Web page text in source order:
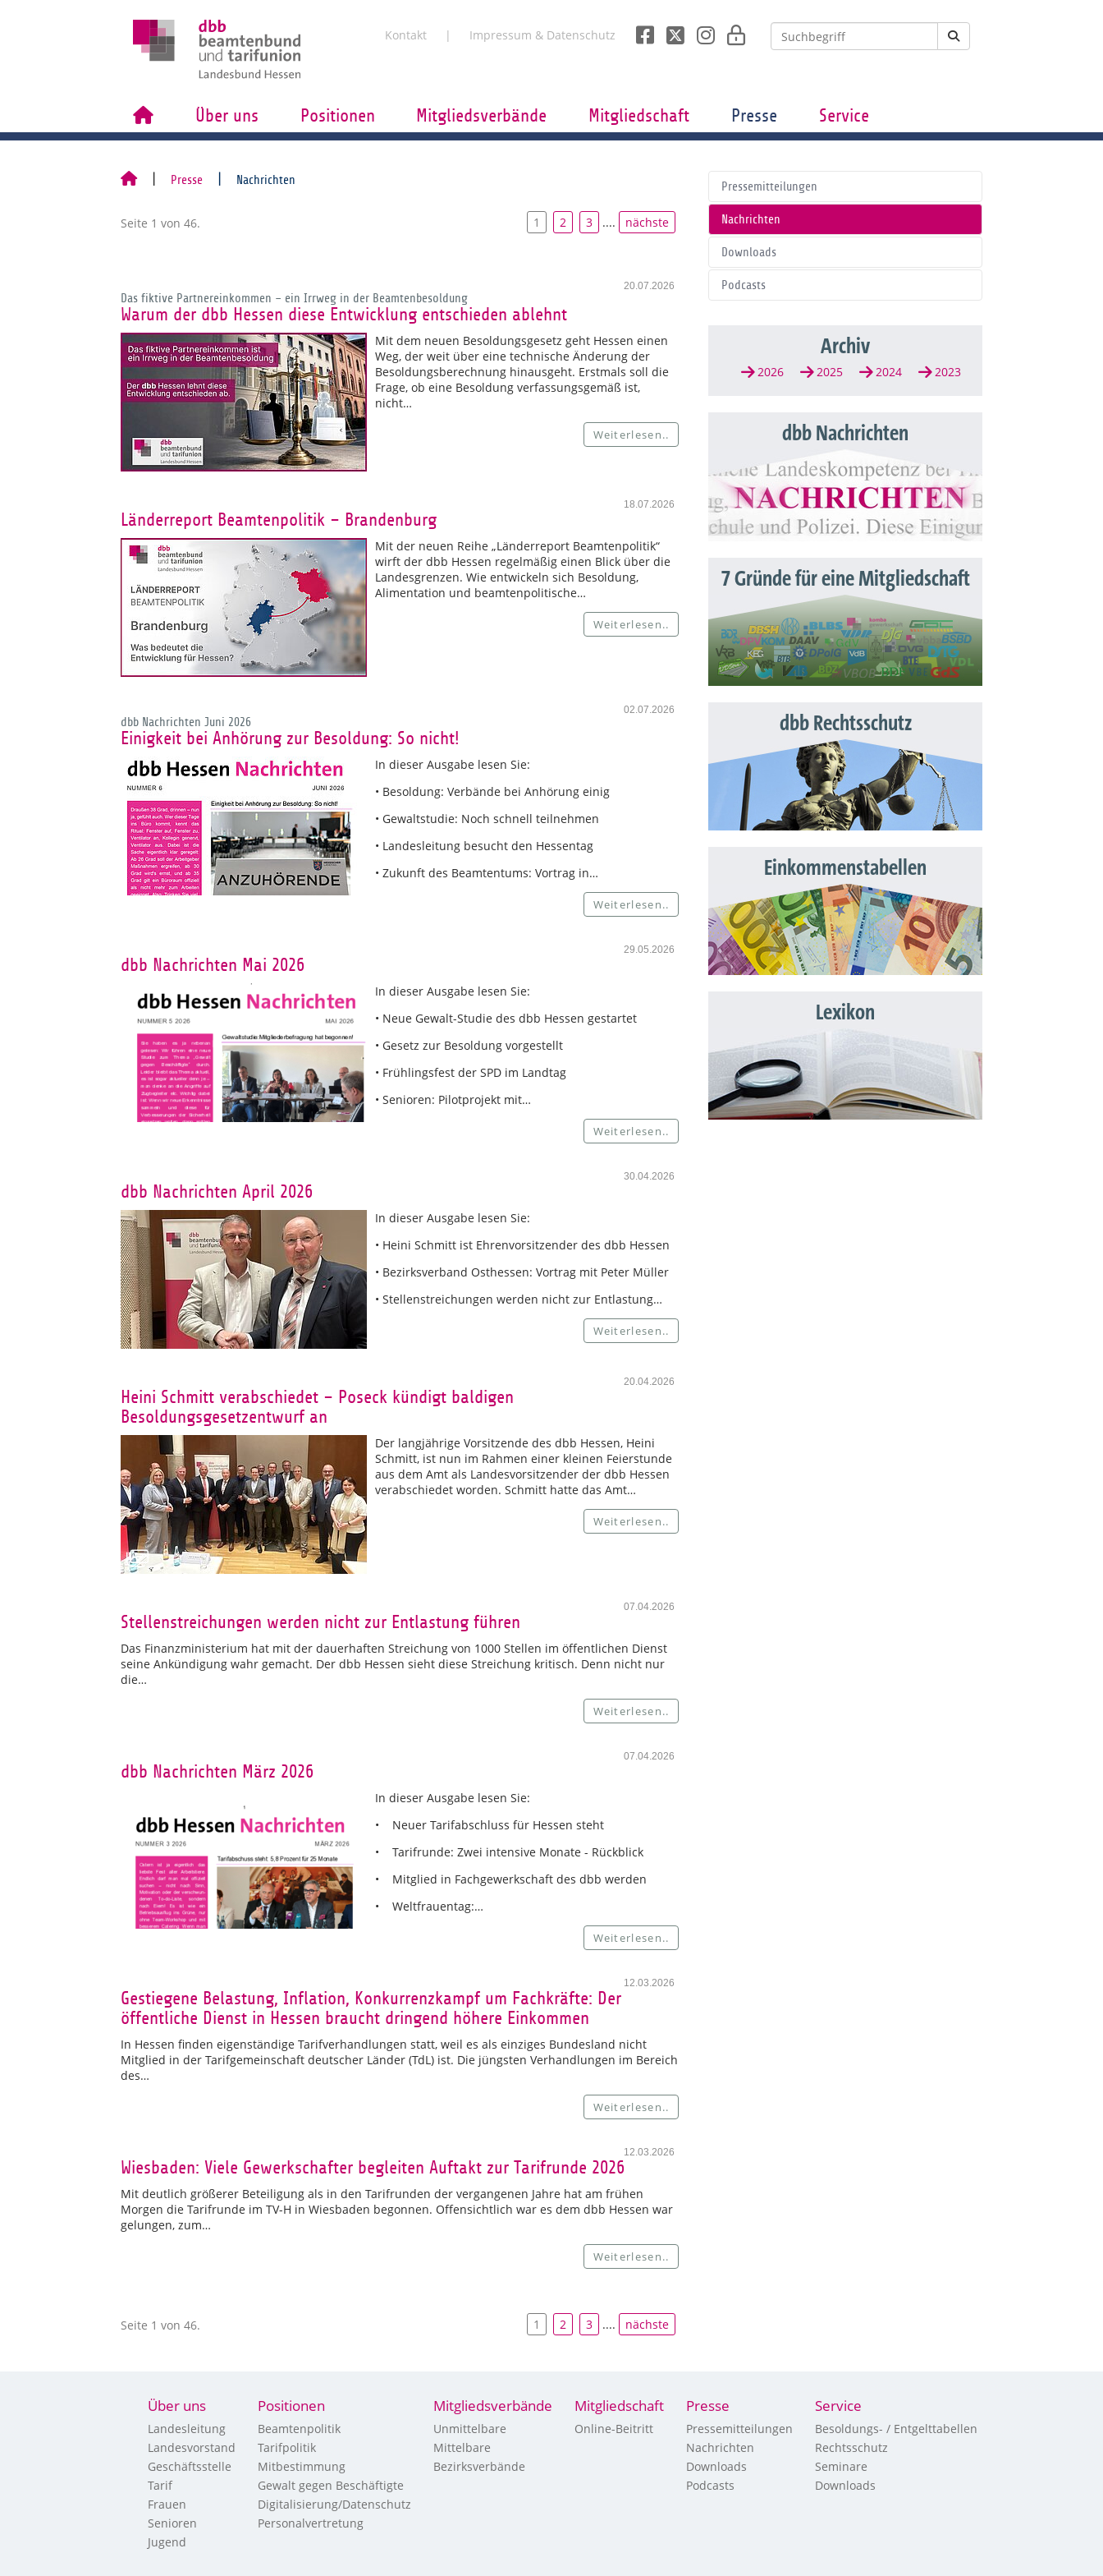
Kontakt Impressum & Datenschutz
Über uns Positionen Mitgliedsverbände Mitgliedschaft Presse Service
Presse Nachrichten
Seite 1 von 46. 1 2 3 .... nächste
20.07.2026
Das fiktive Partnereinkommen – ein Irrweg in der Beamtenbesoldung
Warum der dbb Hessen diese Entwicklung entschieden ablehnt
Mit dem neuen Besoldungsgesetz geht Hessen einen
Weg, der weit über eine technische Änderung der
Besoldungsberechnung hinausgeht. Erstmals soll die
Frage, ob eine Besoldung verfassungsgemäß ist,
nicht…
Weiterlesen..
18.07.2026
Länderreport Beamtenpolitik – Brandenburg
Mit der neuen Reihe „Länderreport Beamtenpolitik“
wirft der dbb Hessen regelmäßig einen Blick über die
Landesgrenzen. Wie entwickeln sich Besoldung,
Alimentation und beamtenpolitische…
Weiterlesen..
02.07.2026
dbb Nachrichten Juni 2026
Einigkeit bei Anhörung zur Besoldung: So nicht!
In dieser Ausgabe lesen Sie:
• Besoldung: Verbände bei Anhörung einig
• Gewaltstudie: Noch schnell teilnehmen
• Landesleitung besucht den Hessentag
• Zukunft des Beamtentums: Vortrag in…
Weiterlesen..
29.05.2026
dbb Nachrichten Mai 2026
In dieser Ausgabe lesen Sie:
• Neue Gewalt-Studie des dbb Hessen gestartet
• Gesetz zur Besoldung vorgestellt
• Frühlingsfest der SPD im Landtag
• Senioren: Pilotprojekt mit…
Weiterlesen..
30.04.2026
dbb Nachrichten April 2026
In dieser Ausgabe lesen Sie:
• Heini Schmitt ist Ehrenvorsitzender des dbb Hessen
• Bezirksverband Osthessen: Vortrag mit Peter Müller
• Stellenstreichungen werden nicht zur Entlastung…
Weiterlesen..
20.04.2026
Heini Schmitt verabschiedet – Poseck kündigt baldigen
Besoldungsgesetzentwurf an
Der langjährige Vorsitzende des dbb Hessen, Heini
Schmitt, ist nun im Rahmen einer kleinen Feierstunde
aus dem Amt als Landesvorsitzender der dbb Hessen
verabschiedet worden. Schmitt hatte das Amt…
Weiterlesen..
07.04.2026
Stellenstreichungen werden nicht zur Entlastung führen
Das Finanzministerium hat mit der dauerhaften Streichung von 1000 Stellen im öffentlichen Dienst
seine Ankündigung wahr gemacht. Der dbb Hessen sieht diese Streichung kritisch. Denn nicht nur
die…
Weiterlesen..
07.04.2026
dbb Nachrichten März 2026
In dieser Ausgabe lesen Sie:
• Neuer Tarifabschluss für Hessen steht
• Tarifrunde: Zwei intensive Monate - Rückblick
• Mitglied in Fachgewerkschaft des dbb werden
• Weltfrauentag:…
Weiterlesen..
12.03.2026
Gestiegene Belastung, Inflation, Konkurrenzkampf um Fachkräfte: Der
öffentliche Dienst in Hessen braucht dringend höhere Einkommen
In Hessen finden eigenständige Tarifverhandlungen statt, weil es als einziges Bundesland nicht
Mitglied in der Tarifgemeinschaft deutscher Länder (TdL) ist. Die jüngsten Verhandlungen im Bereich
des…
Weiterlesen..
12.03.2026
Wiesbaden: Viele Gewerkschafter begleiten Auftakt zur Tarifrunde 2026
Mit deutlich größerer Beteiligung als in den Tarifrunden der vergangenen Jahre hat am frühen
Morgen die Tarifrunde im TV-H in Wiesbaden begonnen. Offensichtlich war es dem dbb Hessen war
gelungen, zum…
Weiterlesen..
Seite 1 von 46. 1 2 3 .... nächste
Pressemitteilungen
Nachrichten
Downloads
Podcasts
Archiv
2026 2025 2024 2023
dbb Nachrichten
7 Gründe für eine Mitgliedschaft
dbb Rechtsschutz
Einkommenstabellen
Lexikon
Über uns
Landesleitung
Landesvorstand
Geschäftsstelle
Tarif
Frauen
Senioren
Jugend
Positionen
Beamtenpolitik
Tarifpolitik
Mitbestimmung
Gewalt gegen Beschäftigte
Digitalisierung/Datenschutz
Personalvertretung
Mitgliedsverbände
Unmittelbare
Mittelbare
Bezirksverbände
Mitgliedschaft
Online-Beitritt
Presse
Pressemitteilungen
Nachrichten
Downloads
Podcasts
Service
Besoldungs- / Entgelttabellen
Rechtsschutz
Seminare
Downloads